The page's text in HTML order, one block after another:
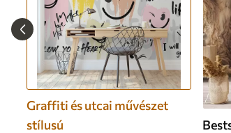
Graffiti és utcai művészet
stílusú